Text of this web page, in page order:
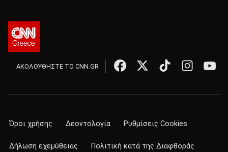
ΑΚΟΛΟΥΘΗΣΤΕ ΤΟ CNN.GR
Όροι χρήσης Δεοντολογία Ρυθμίσεις Cookies
Δήλωση εχεμύθειας Πολιτική κατά της Διαφθοράς